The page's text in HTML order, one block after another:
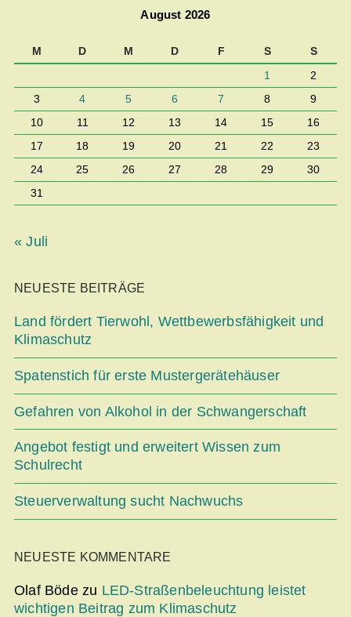
August 2026
M D M D F S S
1
2
3
4 5 6 7 8
9
10
11 12 13 14 15
16
17
18 19 20 21 22
23
24
25 26 27 28 29
30
31
« Juli
NEUESTE BEITRÄGE
Land fördert Tierwohl, Wettbe­werbsfähigkeit und
Klimaschutz
Spatenstich für erste Mustergerätehäuser
Gefahren von Alkohol in der Schwangerschaft
Angebot festigt und erweitert Wissen zum
Schulrecht
Steuerverwaltung sucht Nachwuchs
NEUESTE KOMMENTARE
Olaf Bödezu LED-Straßenbeleuchtung leistet
wichtigen Beitrag zum Klimaschutz